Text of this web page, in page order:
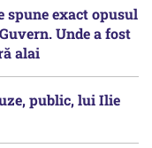
spune exact opusul
Unde a fost
alai
public, lui Ilie